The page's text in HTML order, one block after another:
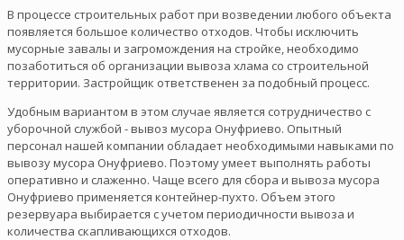
В процессе строительных работ при возведении любого объекта
появляется большое количество отходов. Чтобы исключить
мусорные завалы и загромождения на стройке, необходимо
позаботиться об организации вывоза хлама со строительной
территории. Застройщик ответственен за подобный процесс.
Удобным вариантом в этом случае является сотрудничество с
уборочной службой - вывоз мусора Онуфриево. Опытный
персонал нашей компании обладает необходимыми навыками по
вывозу мусора Онуфриево. Поэтому умеет выполнять работы
оперативно и слаженно. Чаще всего для сбора и вывоза мусора
Онуфриево применяется контейнер-пухто. Объем этого
резервуара выбирается с учетом периодичности вывоза и
количества скапливающихся отходов.